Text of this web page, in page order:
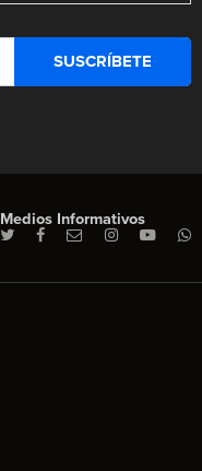
Medios Informativos